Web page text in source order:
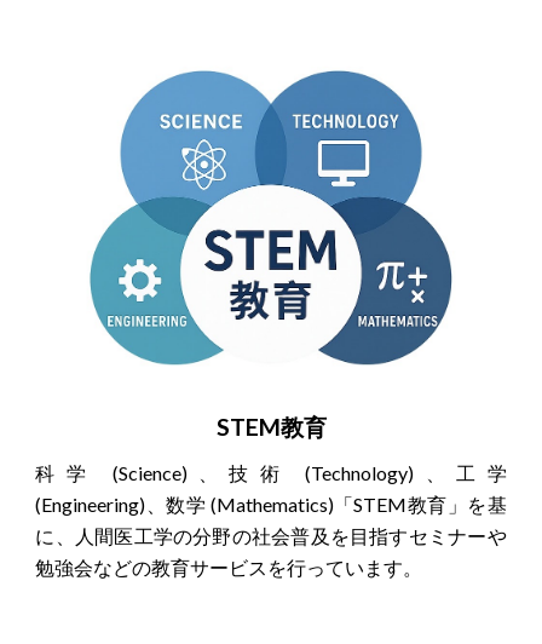
STEM教育
科学 (Science)、技術(Technology) 、工学
(Engineering) 、数学 (Mathematics)「STEM教育」を基
に、
人間医工学の分野の社会普及を目指すセミナーや
勉強会などの教育サービスを行っています。